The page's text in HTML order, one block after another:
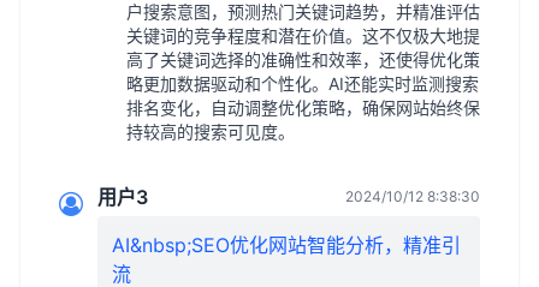
户搜索意图，预测热门关键词趋势，并精准评估
关键词的竞争程度和潜在价值。这不仅极大地提
高了关键词选择的准确性和效率，还使得优化策
略更加数据驱动和个性化。AI还能实时监测搜索
排名变化，自动调整优化策略，确保网站始终保
持较高的搜索可见度。
用户3 2024/10/12 8:38:30
AI&nbsp;SEO优化网站智能分析，精准引
流